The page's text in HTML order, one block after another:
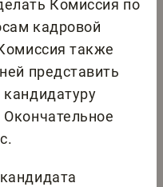
Комиссия по
кадровой
также
представить